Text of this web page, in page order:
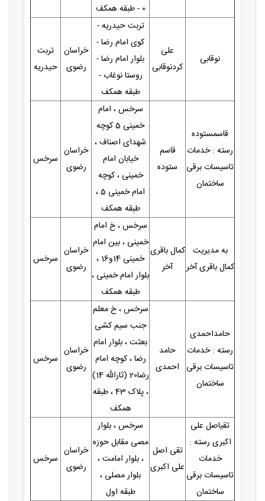
0 - طبقه همکف
نوقابی
علی
کردنوقابی
تربت حیدریه -
کوی امام رضا -
بلوار امام رضا -
روستا نوغاب -
طبقه همکف
خراسان
رضوی
تربت
حیدریه
قاسمستوده
رسته : خدمات
تاسیسات برقی
ساختمان
قاسم
ستوده
سرخس ، امام
خمینی 5 کوچه
شهدای اصناف ،
خیابان امام
خمینی ، کوچه
امام خمینی 5 ،
طبقه همکف
خراسان
رضوی
سرخس
به مدیریت
کمال باقری آخر
کمال باقری
آخر
سرخس ، خ امام
خمینی ، بین امام
خمینی 14و16 ،
بلوار امام خمینی ،
طبقه همکف
خراسان
رضوی
سرخس
حامداحمدی
رسته : خدمات
تاسیسات برقی
ساختمان
حامد
احمدی
سرخس ، خ معلم
جنب سیم کشی
بعثت ، بلوار امام
رضا ، کوچه امام
رضا20 (ثارالله 14)
، پلاک 43 ، طبقه
همکف
خراسان
رضوی
سرخس
تقیاصل علی
اکبری رسته :
خدمات
تاسیسات برقی
ساختمان
تقی اصل
علی اکبری
سرخس ، بلوار
مصی مقابل حوزه
، بلوار امامت ،
بلوار مصلی ،
طبقه اول
خراسان
رضوی
سرخس